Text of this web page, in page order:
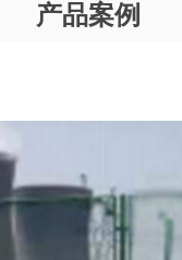
产品案例